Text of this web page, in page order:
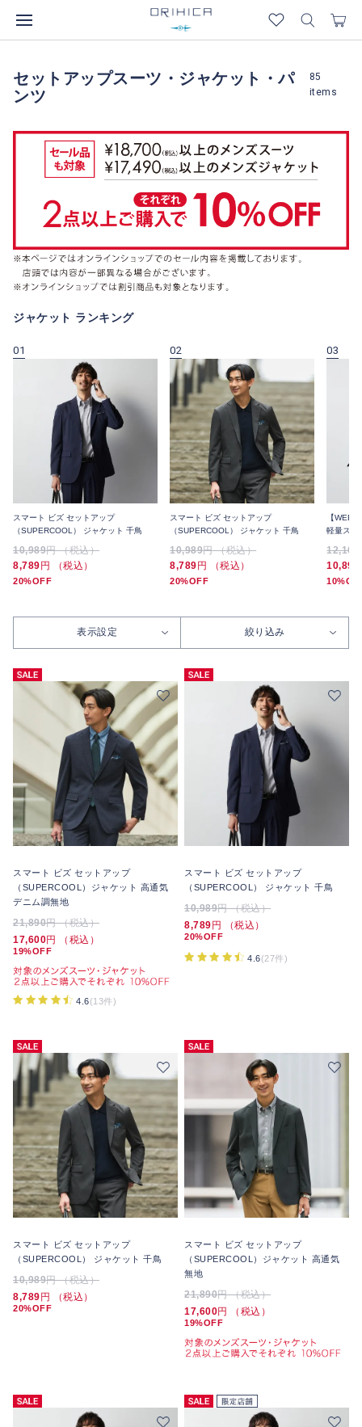
セットアップスーツ・ジャケット・パ
ンツ
85
items
ジャケット ランキング
01
スマート ビズ セットアップ
（SUPERCOOL） ジャケット 千鳥
10,989円 （税込）
8,789 円 （税込）
20%OFF
02
スマート ビズ セットアップ
（SUPERCOOL） ジャケット 千鳥
10,989円 （税込）
8,789 円 （税込）
20%OFF
03
【WEB
軽量スト
12,100
10,890
表示設定 絞り込み
スマート ビズ セットアップ
（SUPERCOOL）ジャケット 高通気
デニム調無地
21,890円 （税込）
17,600円 （税込）
19%OFF
4.6(13件)
スマート ビズ セットアップ
（SUPERCOOL） ジャケット 千鳥
10,989円 （税込）
8,789 円 （税込）
20%OFF
4.6(27件)
スマート ビズ セットアップ
（SUPERCOOL） ジャケット 千鳥
10,989円 （税込）
8,789 円 （税込）
20%OFF
スマート ビズ セットアップ
（SUPERCOOL）ジャケット 高通気
無地
21,890円 （税込）
17,600円 （税込）
19%OFF